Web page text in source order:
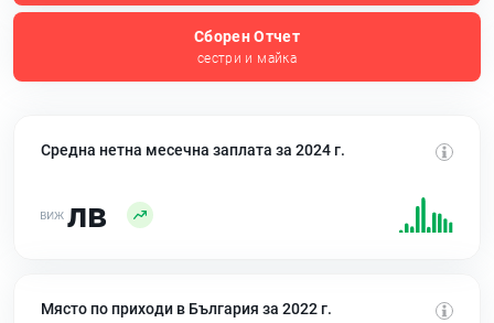
Сборен Отчет
сестри и майка
Средна нетна месечна заплата за 2024 г.
лв
Място по приходи в България за 2022 г.